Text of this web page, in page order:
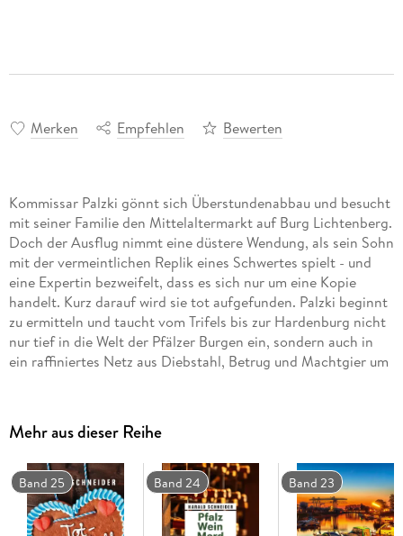
Merken Empfehlen Bewerten
Kommissar Palzki gönnt sich Überstundenabbau und besucht
mit seiner Familie den Mittelaltermarkt auf Burg Lichtenberg.
Doch der Ausflug nimmt eine düstere Wendung, als sein Sohn
mit der vermeintlichen Replik eines Schwertes spielt - und
eine Expertin bezweifelt, dass es sich nur um eine Kopie
handelt. Kurz darauf wird sie tot aufgefunden. Palzki beginnt
zu ermitteln und taucht vom Trifels bis zur Hardenburg nicht
nur tief in die Welt der Pfälzer Burgen ein, sondern auch in
ein raffiniertes Netz aus Diebstahl, Betrug und Machtgier um
Mehr aus dieser Reihe
Band 25 Band 24 Band 23